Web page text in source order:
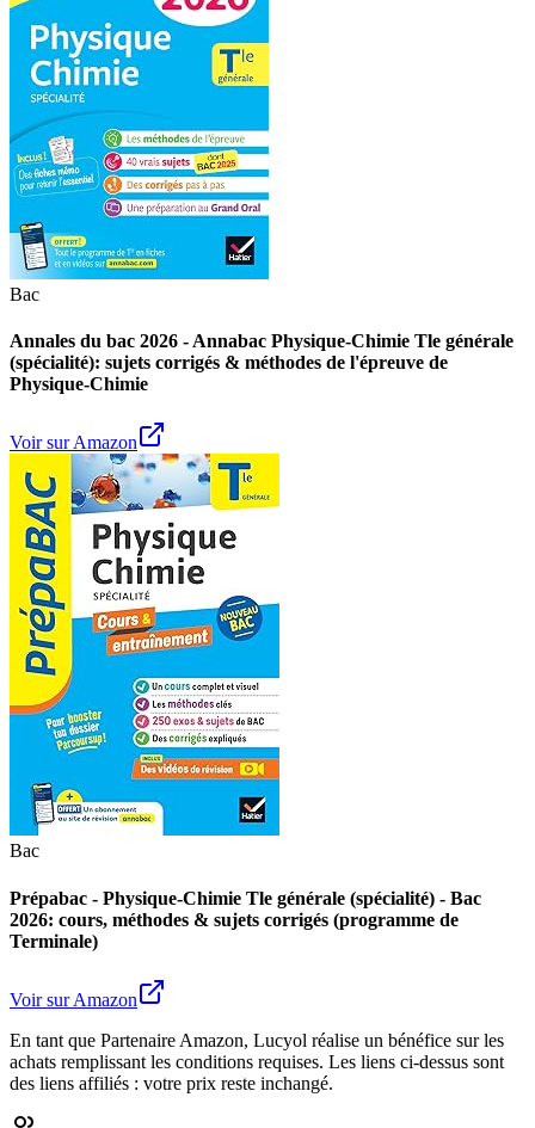
Bac
Annales du bac 2026 - Annabac Physique-Chimie Tle générale
(spécialité): sujets corrigés & méthodes de l'épreuve de
Physique-Chimie
Voir sur Amazon
Bac
Prépabac - Physique-Chimie Tle générale (spécialité) - Bac
2026: cours, méthodes & sujets corrigés (programme de
Terminale)
Voir sur Amazon
En tant que Partenaire Amazon, Lucyol réalise un bénéfice sur les
achats remplissant les conditions requises. Les liens ci-dessus sont
des liens affiliés : votre prix reste inchangé.